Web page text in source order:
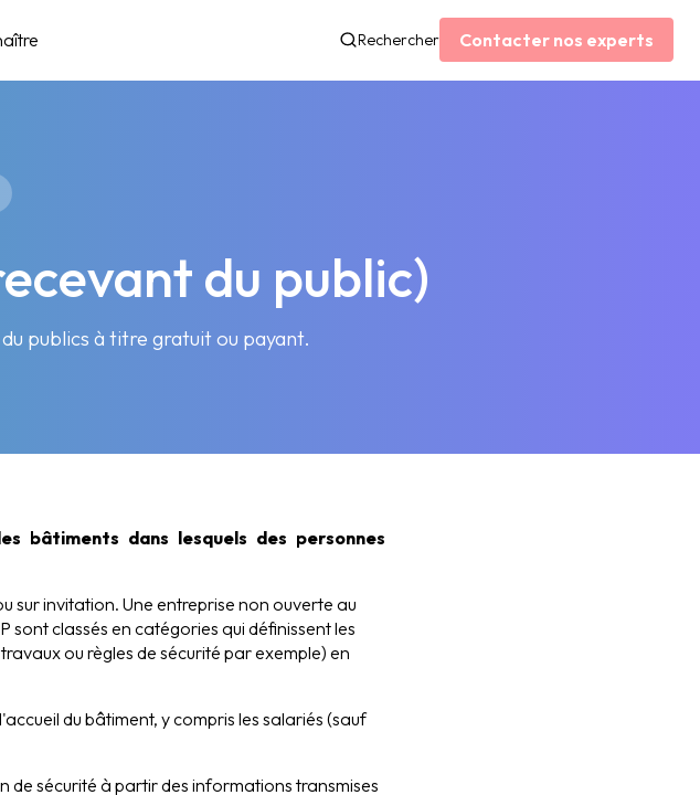
Rechercher Contacter nos experts
du public)
publics à titre gratuit ou payant.
bâtiments dans lesquels des personnes
sur invitation. Une entreprise non ouverte au
sont classés en catégories qui définissent les
ou règles de sécurité par exemple) en
du bâtiment, y compris les salariés (sauf
de sécurité à partir des informations transmises